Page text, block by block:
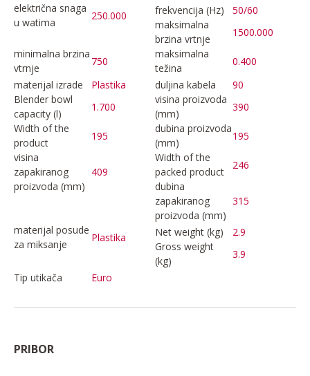
električna snaga
u watima
250.000 frekvencija (Hz)
50/60
maksimalna
brzina vrtnje
1500.000
minimalna brzina
vtrnje
750
maksimalna
težina
0.400
materijal izrade
Plastika duljina kabela
90
Blender bowl
capacity (l)
1.700
visina proizvoda
(mm)
390
Width of the
product
195
dubina proizvoda
(mm)
195
visina
zapakiranog
proizvoda (mm)
409
Width of the
packed product
246
dubina
zapakiranog
proizvoda (mm)
315
materijal posude
za miksanje
Plastika Net weight (kg)
2.9
Gross weight
(kg)
3.9
Tip utikača
Euro
PRIBOR